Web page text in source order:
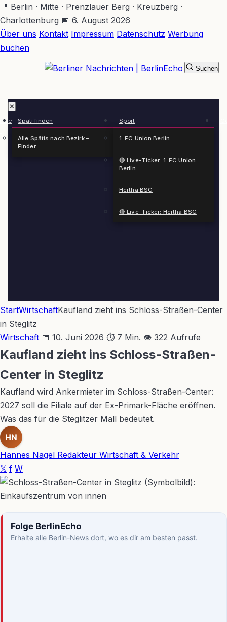
Zum
Hauptinhalt
springen
📍 Berlin · Mitte · Prenzlauer Berg · Kreuzberg ·
Charlottenburg 📅 6. August 2026
Über uns Kontakt Impressum Datenschutz Werbung
buchen
✕
Späti finden
Alle Spätis nach Bezirk –
Finder
Sport
1. FC Union Berlin
🔴 Live-Ticker: 1. FC Union
Berlin
Hertha BSC
🔴 Live-Ticker: Hertha BSC
Suchen
StartWirtschaftKaufland zieht ins Schloss-Straßen-Center
in Steglitz
Wirtschaft 📅 10. Juni 2026 ⏱ 7 Min. 👁 322 Aufrufe
Kaufland zieht ins Schloss-Straßen-
Center in Steglitz
Kaufland wird Ankermieter im Schloss-Straßen-Center:
2027 soll die Filiale auf der Ex-Primark-Fläche eröffnen.
Was das für die Steglitzer Mall bedeutet.
HN
Hannes Nagel Redakteur Wirtschaft & Verkehr
𝕏 f W
Folge BerlinEcho
Erhalte alle Berlin-News dort, wo es dir am besten passt.